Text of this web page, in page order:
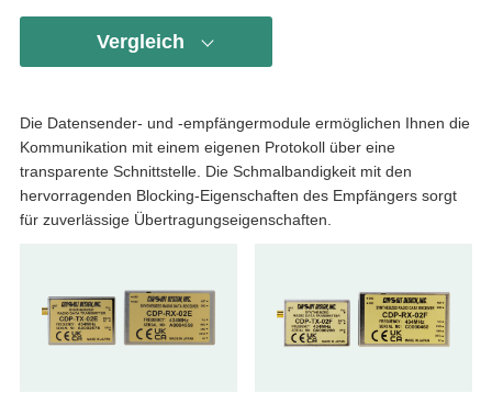
Vergleich
Die Datensender- und -empfängermodule ermöglichen Ihnen die
Kommunikation mit einem eigenen Protokoll über eine
transparente Schnittstelle. Die Schmalbandigkeit mit den
hervorragenden Blocking-Eigenschaften des Empfängers sorgt
für zuverlässige Übertragungseigenschaften.